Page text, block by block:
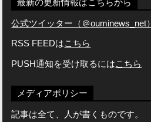
公式ツイッター（＠ouminews_net）
RSS FEEDはこちら
PUSH通知を受け取るにはこちら
メディアポリシー
記事は全て、人が書くものです。